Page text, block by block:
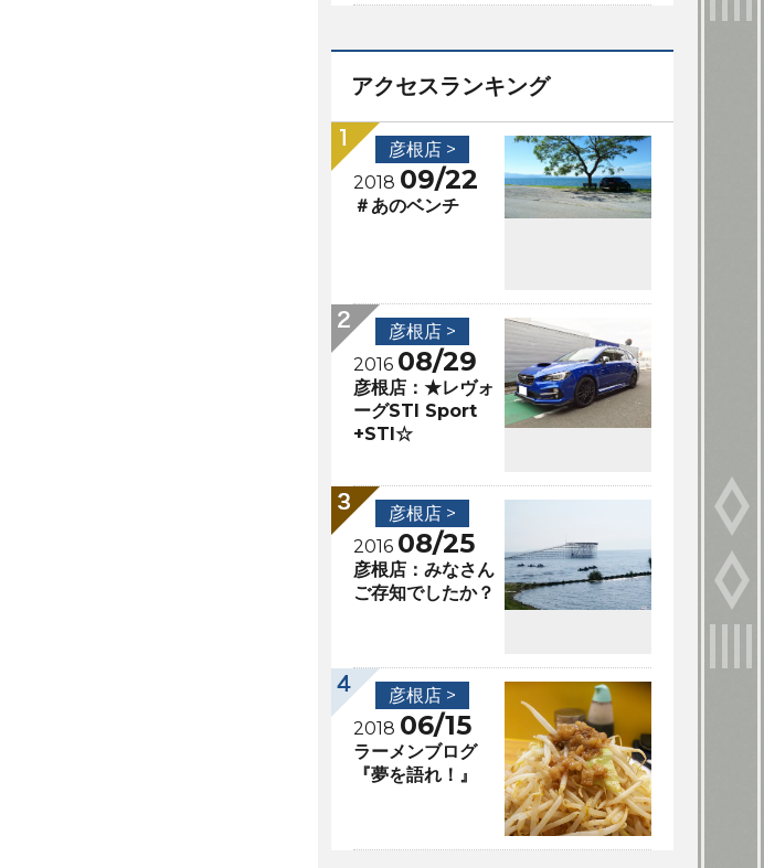
アクセスランキング
彦根店 >
2018 09/22
＃あのベンチ
彦根店 >
2016 08/29
彦根店：★レヴォ
ーグSTI Sport
+STI☆
彦根店 >
2016 08/25
彦根店：みなさん
ご存知でしたか？
彦根店 >
2018 06/15
ラーメンブログ
『夢を語れ！』